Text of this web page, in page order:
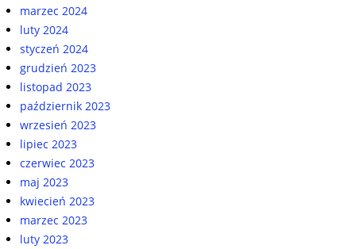
marzec 2024
luty 2024
styczeń 2024
grudzień 2023
listopad 2023
październik 2023
wrzesień 2023
lipiec 2023
czerwiec 2023
maj 2023
kwiecień 2023
marzec 2023
luty 2023